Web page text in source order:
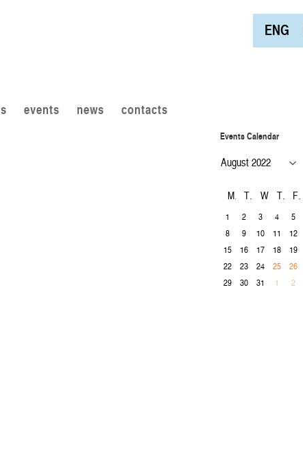
ENG
events news contacts
Events Calendar
M T W T F
1 2 3 4 5
8
9 10 11 12
15
16 17 18 19
22
23 24 25 26
29
30 31 1 2